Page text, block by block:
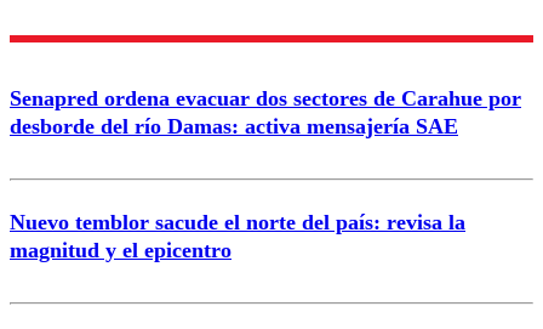
Enviar comentario
Senapred ordena evacuar dos sectores de Carahue por
desborde del río Damas: activa mensajería SAE
Nuevo temblor sacude el norte del país: revisa la
magnitud y el epicentro